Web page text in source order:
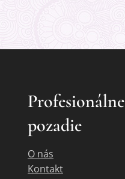
Profesionálne
pozadie
O nás
Kontakt